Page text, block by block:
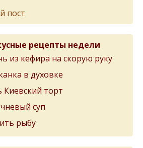
пост
рецепты недели
из кефира на скорую руку
в духовке
Киевский торт
суп
рыбу